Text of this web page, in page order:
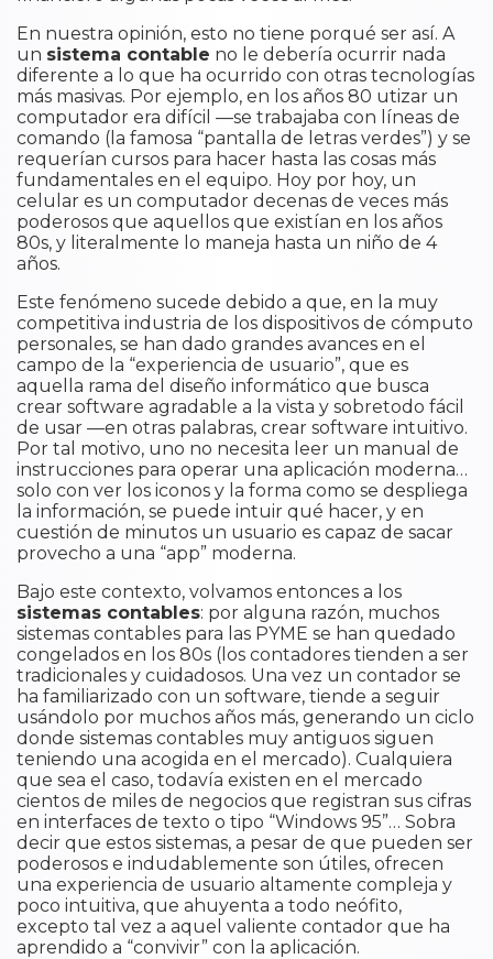
En nuestra opinión, esto no tiene porqué ser así. A
un sistema contable no le debería ocurrir nada
diferente a lo que ha ocurrido con otras tecnologías
más masivas. Por ejemplo, en los años 80 utizar un
computador era difícil —se trabajaba con líneas de
comando (la famosa “pantalla de letras verdes”) y se
requerían cursos para hacer hasta las cosas más
fundamentales en el equipo. Hoy por hoy, un
celular es un computador decenas de veces más
poderosos que aquellos que existían en los años
80s, y literalmente lo maneja hasta un niño de 4
años.
Este fenómeno sucede debido a que, en la muy
competitiva industria de los dispositivos de cómputo
personales, se han dado grandes avances en el
campo de la “experiencia de usuario”, que es
aquella rama del diseño informático que busca
crear software agradable a la vista y sobretodo fácil
de usar —en otras palabras, crear software intuitivo.
Por tal motivo, uno no necesita leer un manual de
instrucciones para operar una aplicación moderna…
solo con ver los iconos y la forma como se despliega
la información, se puede intuir qué hacer, y en
cuestión de minutos un usuario es capaz de sacar
provecho a una “app” moderna.
Bajo este contexto, volvamos entonces a los
sistemas contables: por alguna razón, muchos
sistemas contables para las PYME se han quedado
congelados en los 80s (los contadores tienden a ser
tradicionales y cuidadosos. Una vez un contador se
ha familiarizado con un software, tiende a seguir
usándolo por muchos años más, generando un ciclo
donde sistemas contables muy antiguos siguen
teniendo una acogida en el mercado). Cualquiera
que sea el caso, todavía existen en el mercado
cientos de miles de negocios que registran sus cifras
en interfaces de texto o tipo “Windows 95”… Sobra
decir que estos sistemas, a pesar de que pueden ser
poderosos e indudablemente son útiles, ofrecen
una experiencia de usuario altamente compleja y
poco intuitiva, que ahuyenta a todo neófito,
excepto tal vez a aquel valiente contador que ha
aprendido a “convivir” con la aplicación.